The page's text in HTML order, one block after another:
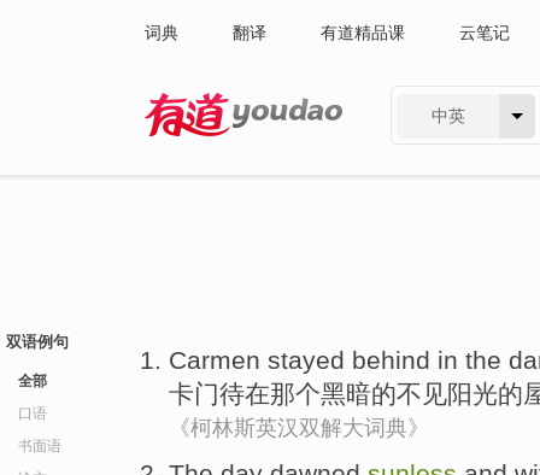
词典 翻译 有道精品课 云笔记
中英
双语例句
全部
口语
书面语
Carmen stayed behind in the
卡门待在那个黑暗的不见阳光的
《柯林斯英汉双解大词典》